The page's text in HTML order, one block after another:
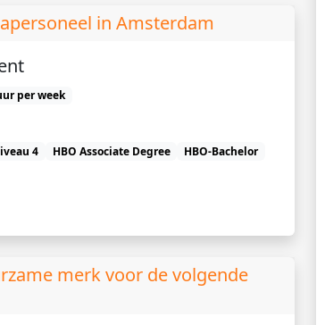
in Amsterdam
per week
4 HBO Associate Degree
HBO-Bachelor
merk voor de volgende